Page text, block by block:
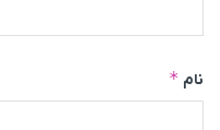
نام *